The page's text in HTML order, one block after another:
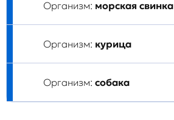
Организм: морская свинка
Организм: курица
Организм: собака